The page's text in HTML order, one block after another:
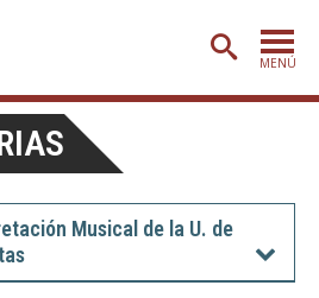
MENÚ
PORTADA
ADMISIÓN
ETAPA BÁSICA
CARRERAS
Musical de la U. de